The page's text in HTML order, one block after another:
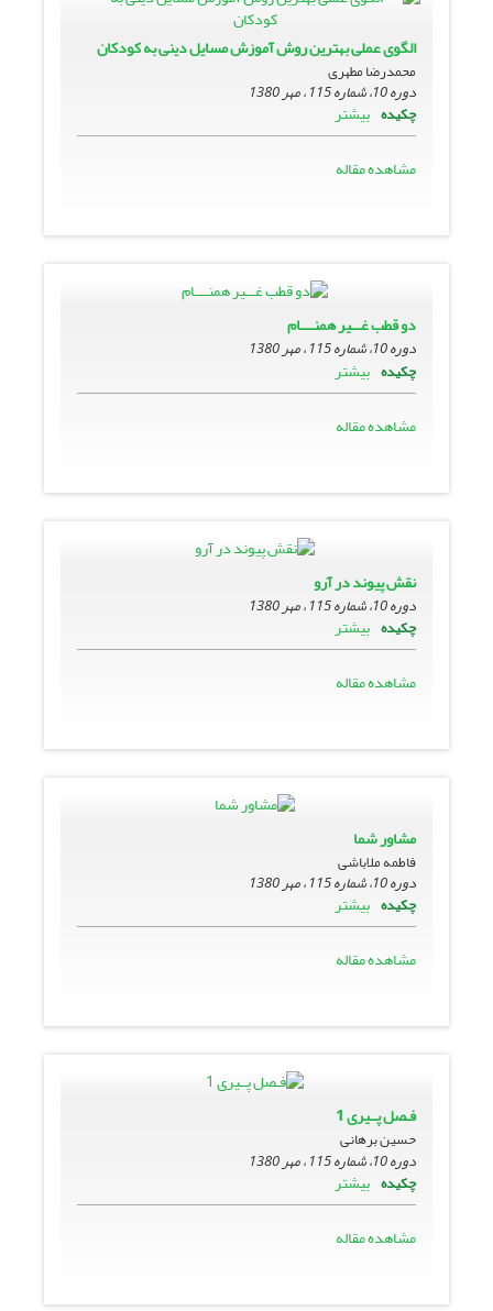
الگوى عملى بهترین روش آموزش مسایل دینى به کودکان
محمدرضا مطهری
دوره 10، شماره 115 ، مهر 1380
چکیده بیشتر
مشاهده مقاله
دو قطب غـــیر همنــــام
دوره 10، شماره 115 ، مهر 1380
چکیده بیشتر
مشاهده مقاله
نقش پیوند در آرو
دوره 10، شماره 115 ، مهر 1380
چکیده بیشتر
مشاهده مقاله
مشاور شما
فاطمه ملاباشی
دوره 10، شماره 115 ، مهر 1380
چکیده بیشتر
مشاهده مقاله
فـصل پــیرى 1
حسین برهانی
دوره 10، شماره 115 ، مهر 1380
چکیده بیشتر
مشاهده مقاله